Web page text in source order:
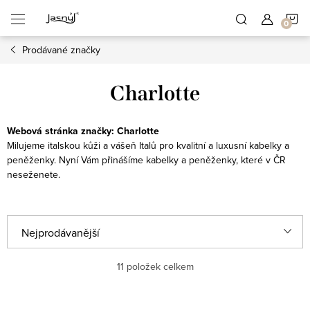
obsah
Prodávané značky
Charlotte
Webová stránka značky: Charlotte
Milujeme italskou kůži a vášeň Italů pro kvalitní a luxusní kabelky a
peněženky. Nyní Vám přinášíme kabelky a peněženky, které v ČR
neseženete.
a
Nejprodávanější
11 položek celkem